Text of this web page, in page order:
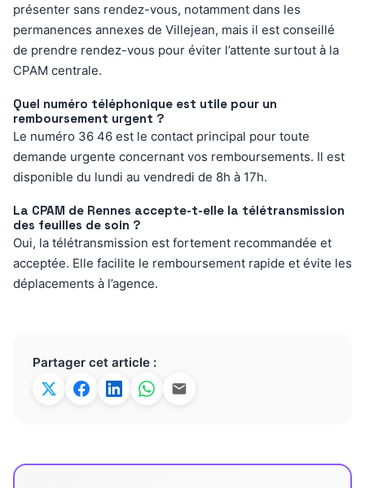
présenter sans rendez-vous, notamment dans les
permanences annexes de Villejean, mais il est conseillé
de prendre rendez-vous pour éviter l’attente surtout à la
CPAM centrale.
Quel numéro téléphonique est utile pour un
remboursement urgent ?
Le numéro 36 46 est le contact principal pour toute
demande urgente concernant vos remboursements. Il est
disponible du lundi au vendredi de 8h à 17h.
La CPAM de Rennes accepte-t-elle la télétransmission
des feuilles de soin ?
Oui, la télétransmission est fortement recommandée et
acceptée. Elle facilite le remboursement rapide et évite les
déplacements à l’agence.
Partager cet article :